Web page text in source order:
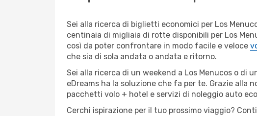
Sei alla ricerca di biglietti economici per Los
centinaia di migliaia di rotte disponibili per Los
così da poter confrontare in modo facile e veloce
che sia di sola andata o andata e ritorno.
Sei alla ricerca di un weekend a Los Menucos o di
eDreams ha la soluzione che fa per te. Grazie
pacchetti volo + hotel e servizi di noleggio auto
Cerchi ispirazione per il tuo prossimo viaggio?